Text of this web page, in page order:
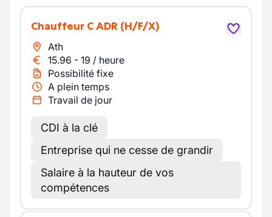
Chauffeur C ADR (H/F/X)
Ath
15.96 - 19 / heure
Possibilité fixe
A plein temps
Travail de jour
CDI à la clé
Entreprise qui ne cesse de grandir
Salaire à la hauteur de vos
compétences